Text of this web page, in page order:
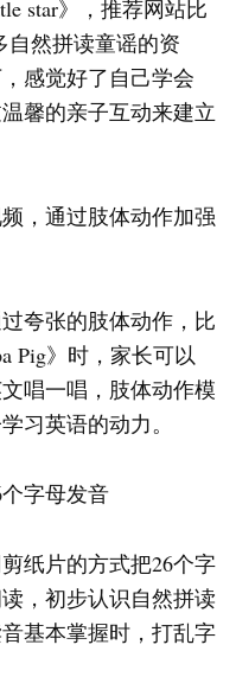
star》，推荐网站比
自然拼读童谣的资
感觉好了自己学会
馨的亲子互动来建立
，通过肢体动作加强
夸张的肢体动作，比
Pig》时，家长可以
唱一唱，肢体动作模
习英语的动力。
字母发音
纸片的方式把26个字
，初步认识自然拼读
基本掌握时，打乱字